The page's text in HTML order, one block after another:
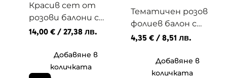
Красив сет от
розови балони с
хелий
14,00 € / 27,38 лв.
Добавяне в
количката
Тематичен розов
фолиев балон с
надпис BABY GIRL с
4,35 €/ 8,51 лв.
Добавяне в
количката